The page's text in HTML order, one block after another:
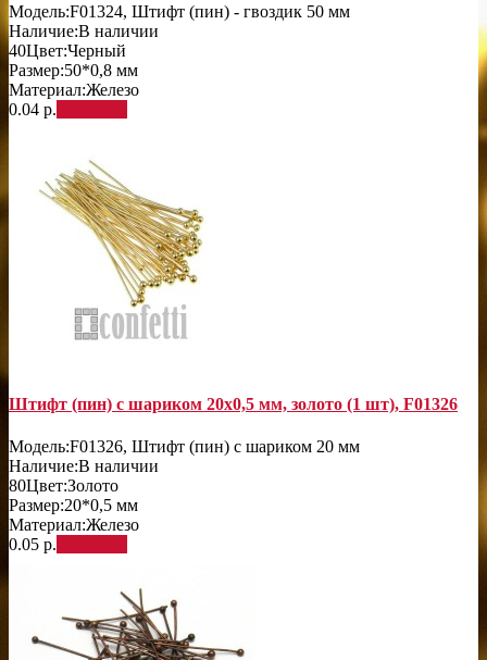
Модель:F01324, Штифт (пин) - гвоздик 50 мм
Наличие:В наличии
40Цвет:Черный
Размер:50*0,8 мм
Материал:Железо
0.04 р.
Штифт (пин) с шариком 20х0,5 мм, золото (1 шт), F01326
Модель:F01326, Штифт (пин) с шариком 20 мм
Наличие:В наличии
80Цвет:Золото
Размер:20*0,5 мм
Материал:Железо
0.05 р.